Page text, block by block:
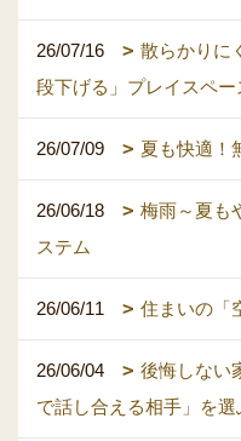
26/07/16
散らかりに
段下げる」プレイスペー
26/07/09 夏も快適！
26/06/18
梅雨～夏も
ステム
26/06/11 住まいの「
26/06/04
後悔しない
で話し合える相手」を選